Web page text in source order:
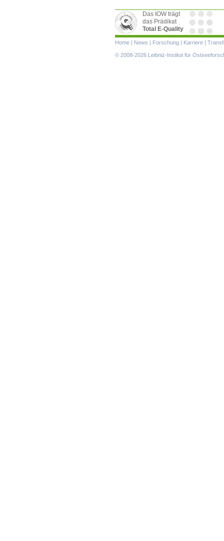
Das IOW trägt
das Prädikat
Total E-Quality
Navigation
überspringen
Home | News | Forschung | Karriere |
© 2008-2026 Leibniz-Institut für